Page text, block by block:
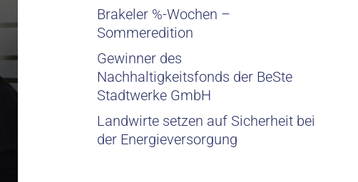
Brakeler %-Wochen –
Sommeredition
Gewinner des
Nachhaltigkeitsfonds der BeSte
Stadtwerke GmbH
Landwirte setzen auf Sicherheit bei
der Energieversorgung